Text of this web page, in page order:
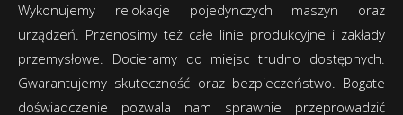
Wykonujemy relokacje pojedynczych maszyn oraz
urządzeń. Przenosimy też całe linie produkcyjne i zakłady
przemysłowe. Docieramy do miejsc trudno dostępnych.
Gwarantujemy skuteczność oraz bezpieczeństwo. Bogate
doświadczenie pozwala nam sprawnie przeprowadzić